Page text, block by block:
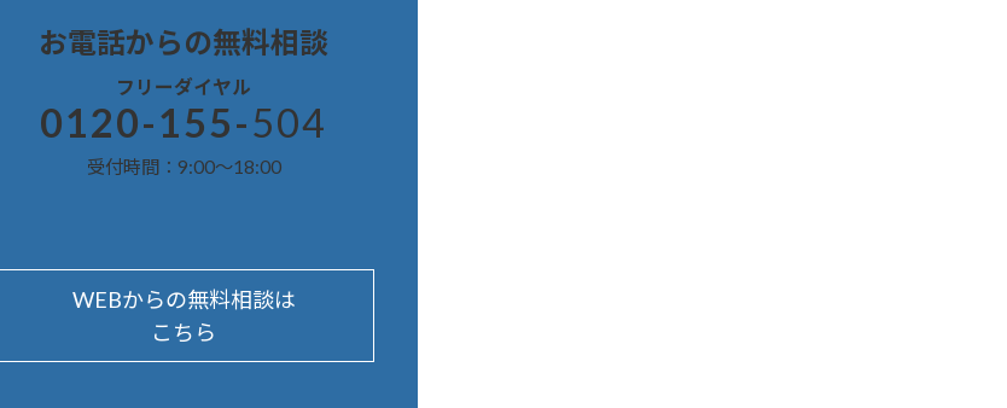
お電話からの無料相談
フリーダイヤル
0120-155-504
受付時間：9:00～18:00
WEBからの無料相談は
こちら